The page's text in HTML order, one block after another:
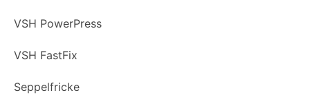
VSH PowerPress
VSH FastFix
Seppelfricke